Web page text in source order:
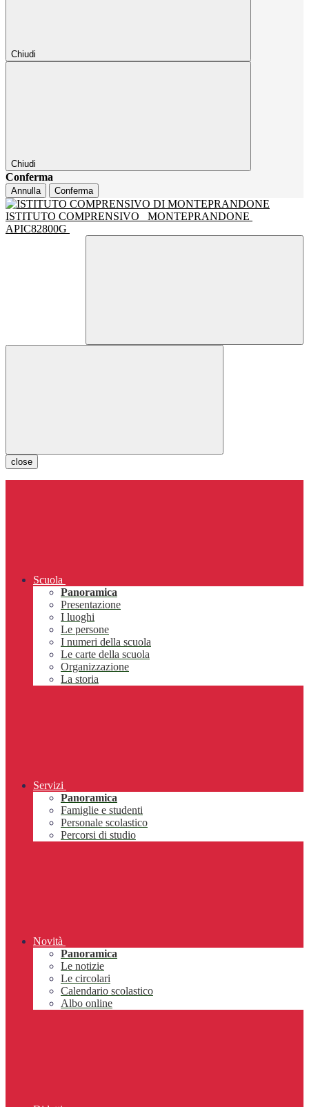
Chiudi
Chiudi
Conferma
Annulla Conferma
ISTITUTO COMPRENSIVO
MONTEPRANDONE
APIC82800G
close
Scuola
Panoramica
Presentazione
I luoghi
Le persone
I numeri della scuola
Le carte della scuola
Organizzazione
La storia
Servizi
Panoramica
Famiglie e studenti
Personale scolastico
Percorsi di studio
Novità
Panoramica
Le notizie
Le circolari
Calendario scolastico
Albo online